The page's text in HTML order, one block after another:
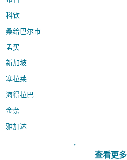
科钦
桑给巴尔市
孟买
新加坡
塞拉莱
海得拉巴
金奈
雅加达
查看更多